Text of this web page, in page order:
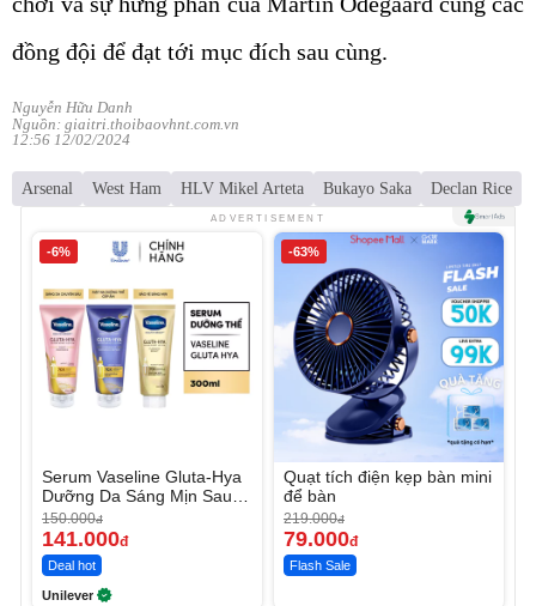
đồng đội để đạt tới mục đích sau cùng.
Nguyễn Hữu Danh
Nguồn: giaitri.thoibaovhnt.com.vn
12:56 12/02/2024
Arsenal West Ham HLV Mikel Arteta Bukayo Saka Declan Rice
ADVERTISEMENT
-6%
Serum Vaseline Gluta-Hya
Dưỡng Da Sáng Mịn Sau 7
Ngày
150.000đ
141.000đ
Deal hot
Unilever
-63%
Quạt tích điện kẹp bàn mini
để bàn
219.000đ
79.000đ
Flash Sale